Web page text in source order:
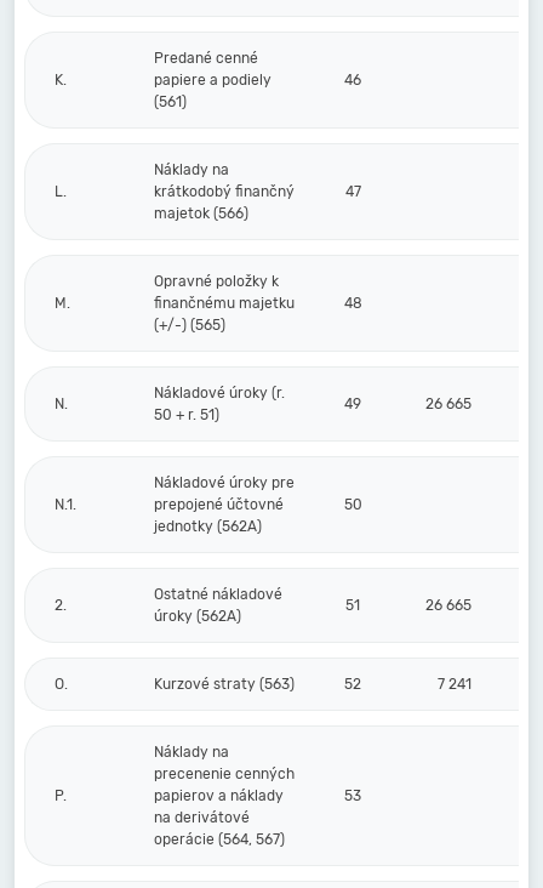
K.
Predané cenné
papiere a podiely
(561)
46
L.
Náklady na
krátkodobý finančný
majetok (566)
47
M.
Opravné položky k
finančnému majetku
(+/-) (565)
48
N.
Nákladové úroky (r.
50 + r. 51)
49 26 665
N.1.
Nákladové úroky pre
prepojené účtovné
jednotky (562A)
50
2.
Ostatné nákladové
úroky (562A)
51 26 665
O. Kurzové straty (563) 52 7 241
P.
Náklady na
precenenie cenných
papierov a náklady
na derivátové
operácie (564, 567)
53